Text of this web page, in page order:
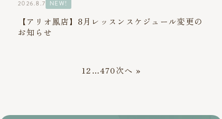
2026.8.7 NEW!
【アリオ鳳店】8月レッスンスケジュール変更の
お知らせ
12 …470次へ »